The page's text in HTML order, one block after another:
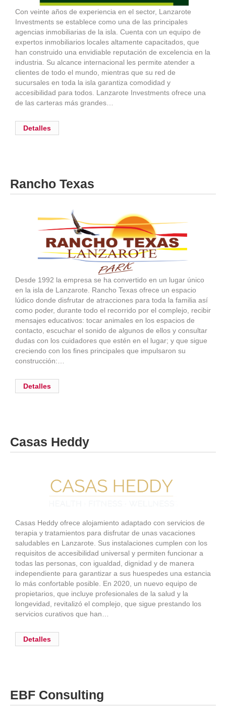
Con veinte años de experiencia en el sector, Lanzarote
Investments se establece como una de las principales
agencias inmobiliarias de la isla. Cuenta con un equipo de
expertos inmobiliarios locales altamente capacitados, que
han construido una envidiable reputación de excelencia en la
industria. Su alcance internacional les permite atender a
clientes de todo el mundo, mientras que su red de
sucursales en toda la isla garantiza comodidad y
accesibilidad para todos. Lanzarote Investments ofrece una
de las carteras más grandes…
Detalles
Rancho Texas
Desde 1992 la empresa se ha convertido en un lugar único
en la isla de Lanzarote. Rancho Texas ofrece un espacio
lúdico donde disfrutar de atracciones para toda la familia así
como poder, durante todo el recorrido por el complejo, recibir
mensajes educativos: tocar animales en los espacios de
contacto, escuchar el sonido de algunos de ellos y consultar
dudas con los cuidadores que estén en el lugar; y que sigue
creciendo con los fines principales que impulsaron su
construcción:…
Detalles
Casas Heddy
Casas Heddy ofrece alojamiento adaptado con servicios de
terapia y tratamientos para disfrutar de unas vacaciones
saludables en Lanzarote. Sus instalaciones cumplen con los
requisitos de accesibilidad universal y permiten funcionar a
todas las personas, con igualdad, dignidad y de manera
independiente para garantizar a sus huespedes una estancia
lo más confortable posible. En 2020, un nuevo equipo de
propietarios, que incluye profesionales de la salud y la
longevidad, revitalizó el complejo, que sigue prestando los
servicios curativos que han…
Detalles
EBF Consulting